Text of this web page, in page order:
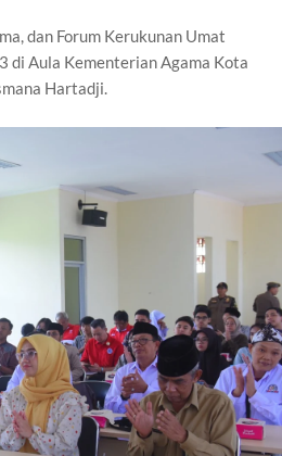
dan Forum Kerukunan Umat
di Aula Kementerian Agama Kota
Hartadji.